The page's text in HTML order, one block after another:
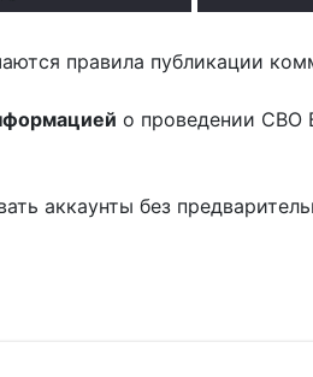
правила публикации
о проведении СВО
аккаунты без